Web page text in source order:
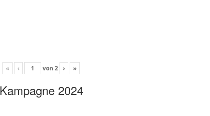
« ‹ von 2 › »
Kampagne 2024